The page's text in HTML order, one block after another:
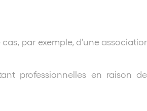
par exemple, d’une
professionnelles en raison